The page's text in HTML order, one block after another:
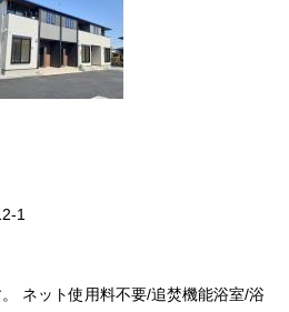
1
ネット使用料不要/追焚機能浴室/浴